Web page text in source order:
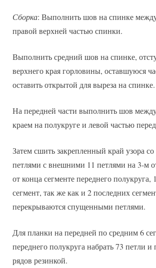
Сборка: Выполнить шов на спинке
правой верхней частью спинки.
Выполнить средний шов на спинке,
верхнего края горловины, оставшуюся
оставить открытой для выреза на спинке.
На передней части выполнить шов
краем на полукруге и левой частью
Затем сшить закрепленный край узора
петлями с внешними 11 петлями на 3-м
от конца сегменте переднего полукруга,
сегмент, так же как и 2 последних
перекрываются спущенными петлями.
Для планки на передней по средним 6
переднего полукруга набрать 73 петли и
рядов резинкой.